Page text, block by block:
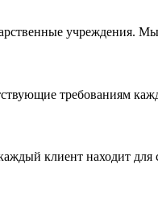
учреждения.
требованиям
клиент находит